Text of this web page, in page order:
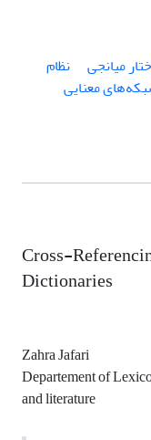
میانجی
نظام
معنایی
Cross-
Dictionaries
Zahra Jafari
Departement of
and literature